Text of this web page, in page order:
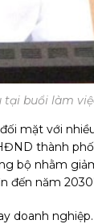
tại buổi làm
mặt với
thành
bộ nhằm
đến năm
doanh